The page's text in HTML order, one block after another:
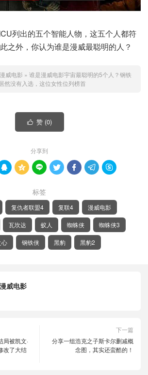
列出的五个智能人物，这五个人都符
之外，你认为谁是漫威最聪明的人？
漫威电影 » 谁是漫威电影宇宙最聪明的5个人？钢铁
然没有入选，这位女性位列榜首
 赞 (0)
分享到
      
标签
复仇者联盟4 复联4 漫威电影
瓦坎达 蚁人 蜘蛛侠 蜘蛛侠3
钢铁侠 黑豹 黑豹2
漫威电影
局被凯文·
改了大结
下一篇
分享一组浩克之子斯卡尔删减概
念图，其实还蛮酷的！